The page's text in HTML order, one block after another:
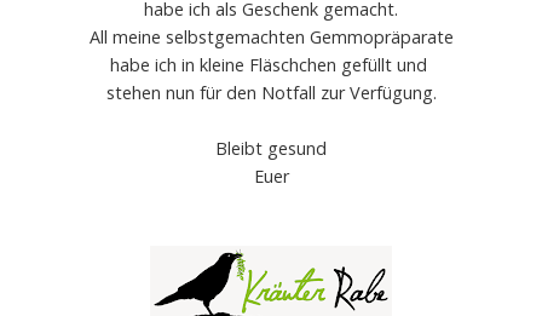
habe ich als Geschenk gemacht.
All meine selbstgemachten Gemmopräparate
habe ich in kleine Fläschchen gefüllt und
stehen nun für den Notfall zur Verfügung.
Bleibt gesund
Euer